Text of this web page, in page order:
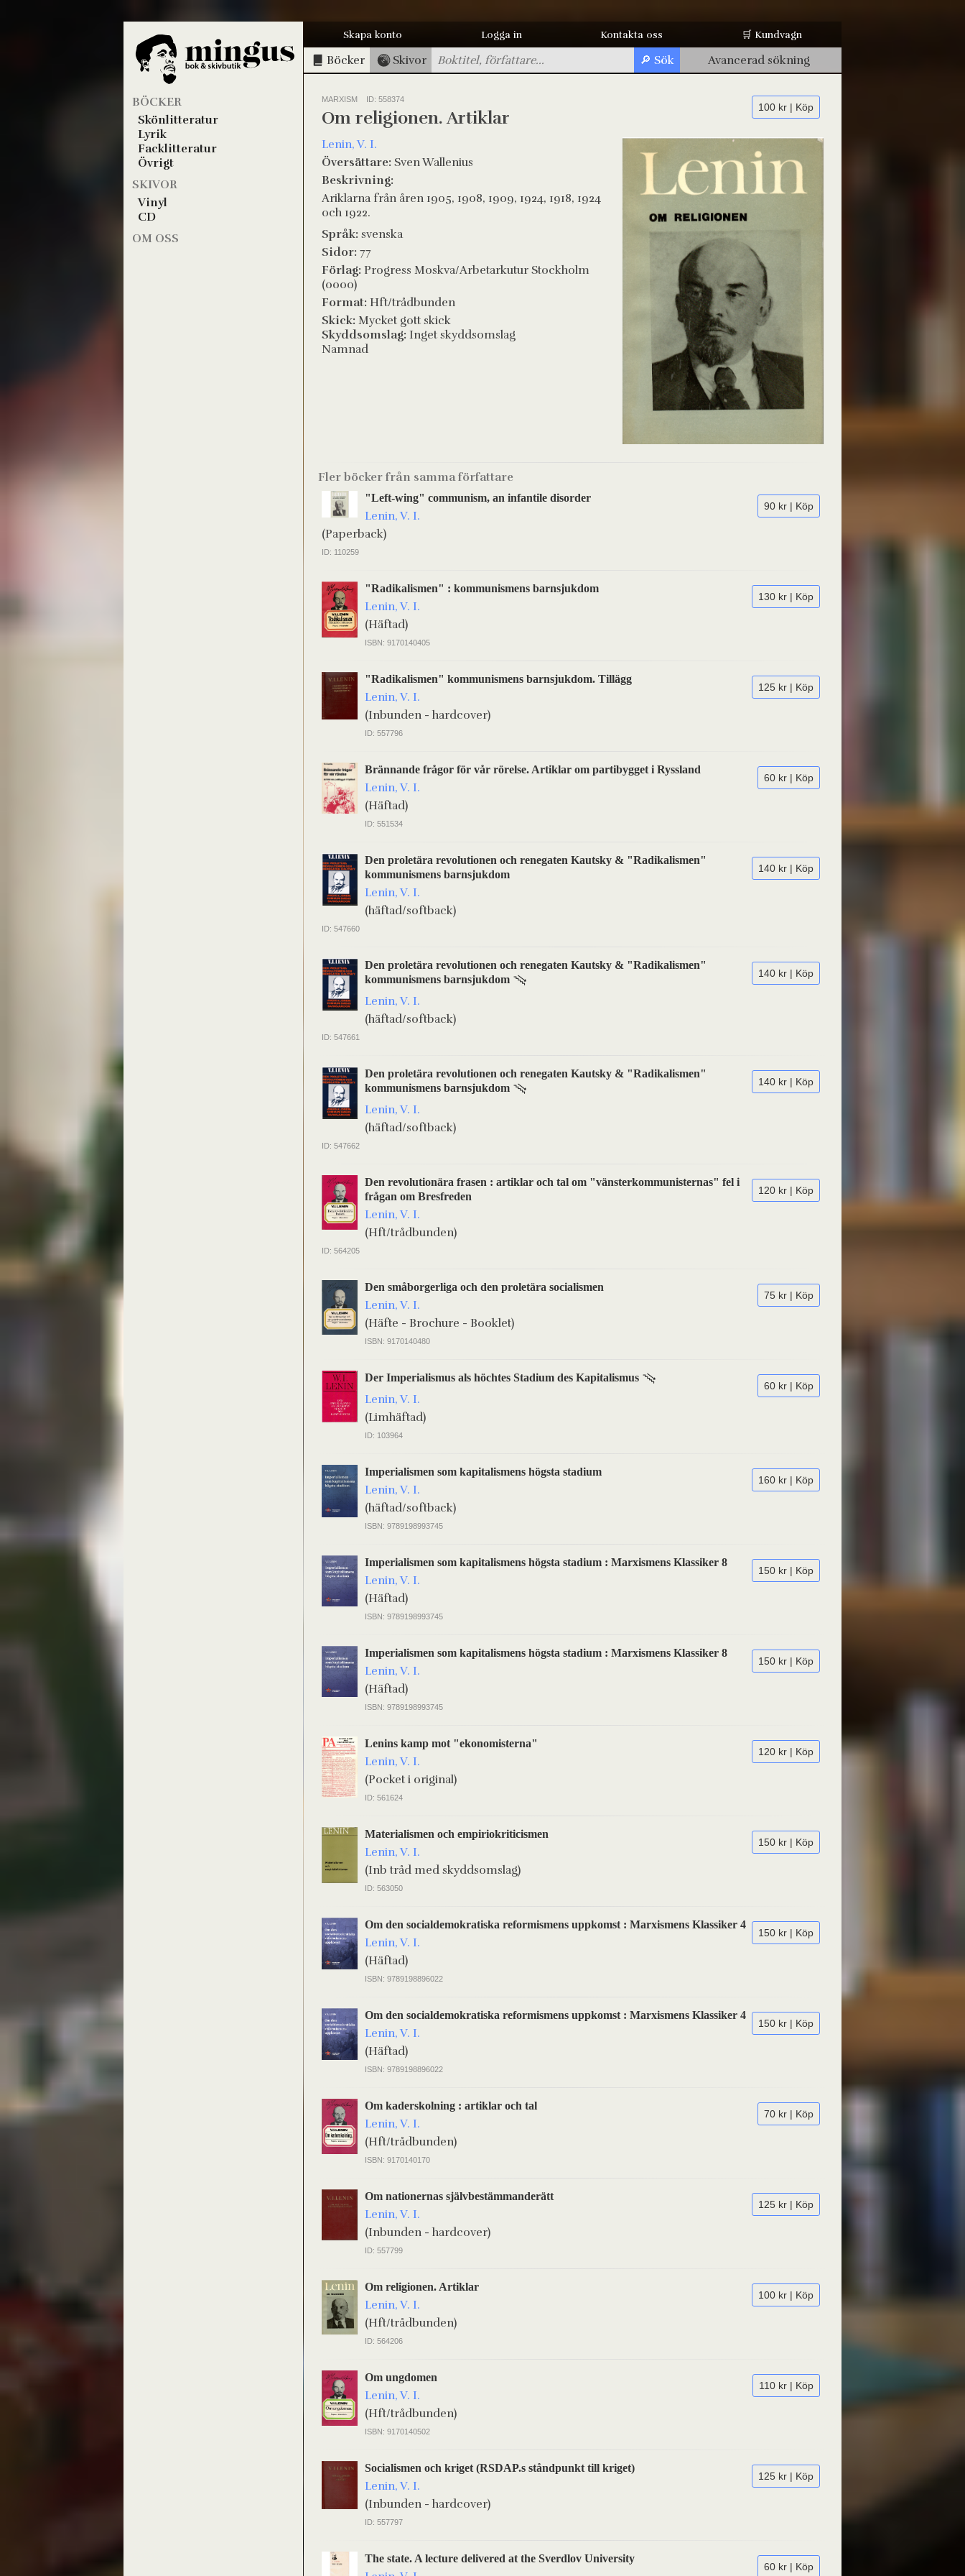
BÖCKER
Skönlitteratur
Lyrik
Facklitteratur
Övrigt
SKIVOR
Vinyl
CD
OM OSS
Skapa konto Logga in Kontakta oss 🛒 Kundvagn
Böcker Skivor Avancerad sökning
MARXISM ID: 558374
100 kr | Köp
Om religionen. Artiklar
Lenin, V. I.
Översättare: Sven Wallenius
Beskrivning:
Ariklarna från åren 1905, 1908, 1909, 1924, 1918, 1924
och 1922.
Språk: svenska
Sidor: 77
Förlag: Progress Moskva/Arbetarkutur Stockholm
(0000)
Format: Hft/trådbunden
Skick: Mycket gott skick
Skyddsomslag: Inget skyddsomslag
Namnad
Fler böcker från samma författare
90 kr | Köp
"Left-wing" communism, an infantile disorder
Lenin, V. I.
(Paperback)
ID: 110259
130 kr | Köp
"Radikalismen" : kommunismens barnsjukdom
Lenin, V. I.
(Häftad)
ISBN: 9170140405
125 kr | Köp
"Radikalismen" kommunismens barnsjukdom. Tillägg
Lenin, V. I.
(Inbunden - hardcover)
ID: 557796
60 kr | Köp
Brännande frågor för vår rörelse. Artiklar om partibygget i Ryssland
Lenin, V. I.
(Häftad)
ID: 551534
140 kr | Köp
Den proletära revolutionen och renegaten Kautsky & "Radikalismen"
kommunismens barnsjukdom
Lenin, V. I.
(häftad/softback)
ID: 547660
140 kr | Köp
Den proletära revolutionen och renegaten Kautsky & "Radikalismen"
kommunismens barnsjukdom
Lenin, V. I.
(häftad/softback)
ID: 547661
140 kr | Köp
Den proletära revolutionen och renegaten Kautsky & "Radikalismen"
kommunismens barnsjukdom
Lenin, V. I.
(häftad/softback)
ID: 547662
120 kr | Köp
Den revolutionära frasen : artiklar och tal om "vänsterkommunisternas" fel i
frågan om Bresfreden
Lenin, V. I.
(Hft/trådbunden)
ID: 564205
75 kr | Köp
Den småborgerliga och den proletära socialismen
Lenin, V. I.
(Häfte - Brochure - Booklet)
ISBN: 9170140480
60 kr | Köp
Der Imperialismus als höchtes Stadium des Kapitalismus
Lenin, V. I.
(Limhäftad)
ID: 103964
160 kr | Köp
Imperialismen som kapitalismens högsta stadium
Lenin, V. I.
(häftad/softback)
ISBN: 9789198993745
150 kr | Köp
Imperialismen som kapitalismens högsta stadium : Marxismens Klassiker 8
Lenin, V. I.
(Häftad)
ISBN: 9789198993745
150 kr | Köp
Imperialismen som kapitalismens högsta stadium : Marxismens Klassiker 8
Lenin, V. I.
(Häftad)
ISBN: 9789198993745
120 kr | Köp
Lenins kamp mot "ekonomisterna"
Lenin, V. I.
(Pocket i original)
ID: 561624
150 kr | Köp
Materialismen och empiriokriticismen
Lenin, V. I.
(Inb tråd med skyddsomslag)
ID: 563050
150 kr | Köp
Om den socialdemokratiska reformismens uppkomst : Marxismens Klassiker 4
Lenin, V. I.
(Häftad)
ISBN: 9789198896022
150 kr | Köp
Om den socialdemokratiska reformismens uppkomst : Marxismens Klassiker 4
Lenin, V. I.
(Häftad)
ISBN: 9789198896022
70 kr | Köp
Om kaderskolning : artiklar och tal
Lenin, V. I.
(Hft/trådbunden)
ISBN: 9170140170
125 kr | Köp
Om nationernas självbestämmanderätt
Lenin, V. I.
(Inbunden - hardcover)
ID: 557799
100 kr | Köp
Om religionen. Artiklar
Lenin, V. I.
(Hft/trådbunden)
ID: 564206
110 kr | Köp
Om ungdomen
Lenin, V. I.
(Hft/trådbunden)
ISBN: 9170140502
125 kr | Köp
Socialismen och kriget (RSDAP.s ståndpunkt till kriget)
Lenin, V. I.
(Inbunden - hardcover)
ID: 557797
60 kr | Köp
The state. A lecture delivered at the Sverdlov University